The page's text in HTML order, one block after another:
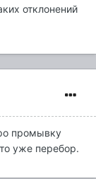
отклонений
промывку
уже перебор.